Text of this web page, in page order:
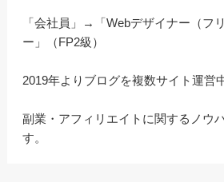
「会社員」→「Webデザイナー（フ
ー」（FP2級）
2019年よりブログを複数サイト運営中
副業・アフィリエイトに関するノウ
す。